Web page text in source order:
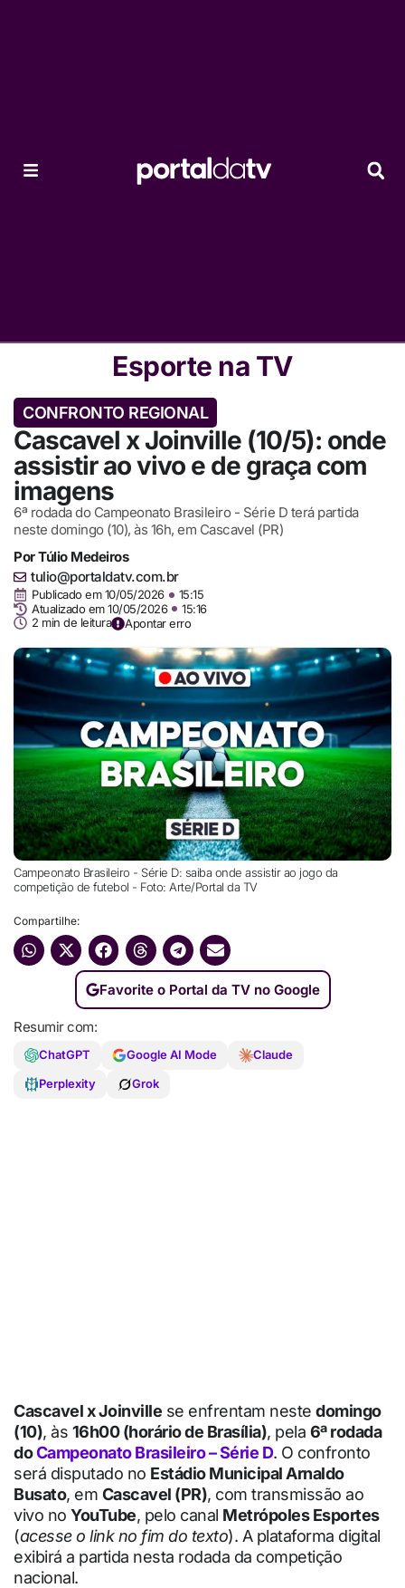
Esporte na TV
CONFRONTO REGIONAL
Cascavel x Joinville (10/5): onde
assistir ao vivo e de graça com
imagens
6ª rodada do Campeonato Brasileiro - Série D terá partida
neste domingo (10), às 16h, em Cascavel (PR)
PorTúlio Medeiros
tulio@portaldatv.com.br
Publicado em 10/05/2026
15:15
Atualizado em 10/05/2026
15:16
2 min de leitura
Apontar erro
Campeonato Brasileiro - Série D: saiba onde assistir ao jogo da
competição de futebol - Foto: Arte/Portal da TV
Compartilhe:
Favorite o Portal da TV no Google
Resumir com:
ChatGPT Google AI Mode
Claude
Perplexity
Grok
Cascavel x Joinville se enfrentam neste domingo
(10), às 16h00 (horário de Brasília), pela 6ª rodada
doCampeonato Brasileiro – Série D. O confronto
será disputado no Estádio Municipal Arnaldo
Busato, em Cascavel (PR), com transmissão ao
vivo no YouTube, pelo canal Metrópoles Esportes
(acesse o link no fim do texto). A plataforma digital
exibirá a partida nesta rodada da competição
nacional.